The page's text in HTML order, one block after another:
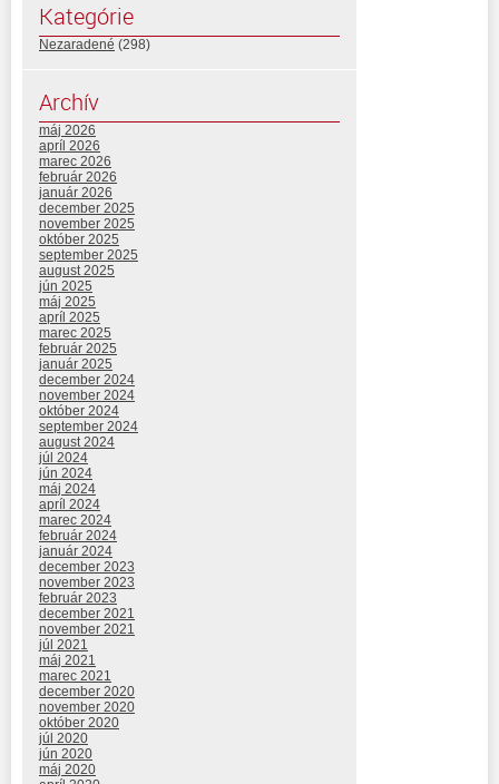
Kategórie
Nezaradené (298)
Archív
máj 2026
apríl 2026
marec 2026
február 2026
január 2026
december 2025
november 2025
október 2025
september 2025
august 2025
jún 2025
máj 2025
apríl 2025
marec 2025
február 2025
január 2025
december 2024
november 2024
október 2024
september 2024
august 2024
júl 2024
jún 2024
máj 2024
apríl 2024
marec 2024
február 2024
január 2024
december 2023
november 2023
február 2023
december 2021
november 2021
júl 2021
máj 2021
marec 2021
december 2020
november 2020
október 2020
júl 2020
jún 2020
máj 2020